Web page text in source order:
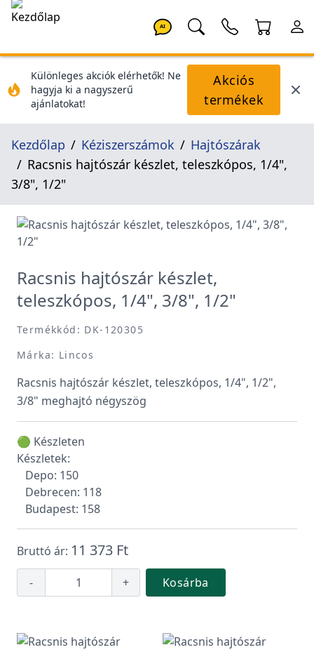
AI
Különleges akciók elérhetők! Ne
hagyja ki a nagyszerű
ajánlatokat!
Akciós
termékek
Kezdőlap Kéziszerszámok
Hajtószárak
Racsnis hajtószár készlet, teleszkópos, 1/4",
3/8", 1/2"
Racsnis hajtószár készlet,
teleszkópos, 1/4", 3/8", 1/2"
Termékkód: DK-120305
Márka: Lincos
Racsnis hajtószár készlet, teleszkópos, 1/4", 1/2",
3/8" meghajtó négyszög
🟢 Készleten
Készletek:
Depo: 150
Debrecen: 118
Budapest: 158
Bruttó ár: 11 373 Ft
- + Kosárba